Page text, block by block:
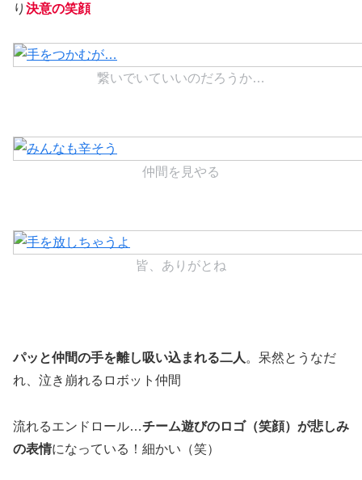
り 決意の笑顔
繋いでいていいのだろうか…
仲間を見やる
皆、ありがとね
パッと仲間の手を離し吸い込まれる二人 。呆然とうなだ
れ、泣き崩れるロボット仲間
流れるエンドロール…チーム遊びのロゴ（笑顔）が悲しみ
の表情になっている！細かい（笑）